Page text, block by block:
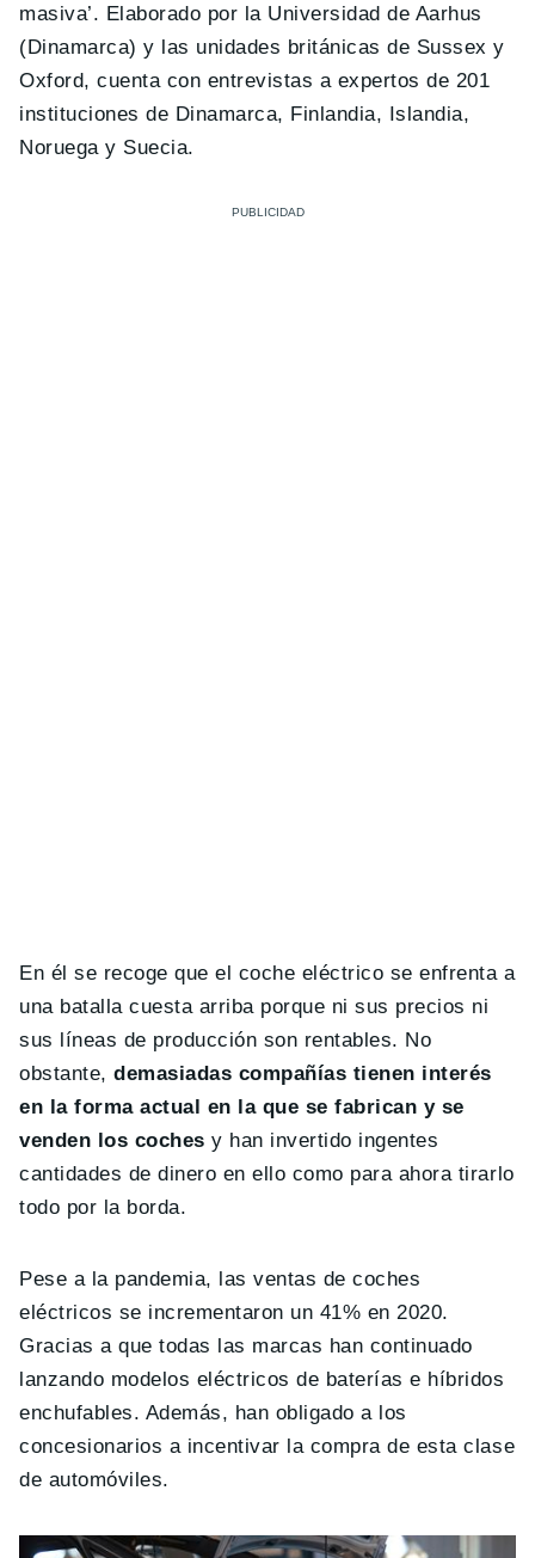
masiva’. Elaborado por la Universidad de Aarhus
(Dinamarca) y las unidades británicas de Sussex y
Oxford, cuenta con entrevistas a expertos de 201
instituciones de Dinamarca, Finlandia, Islandia,
Noruega y Suecia.
En él se recoge que el coche eléctrico se enfrenta a
una batalla cuesta arriba porque ni sus precios ni
sus líneas de producción son rentables. No
obstante,demasiadas compañías tienen interés
en la forma actual en la que se fabrican y se
venden los cochesy han invertido ingentes
cantidades de dinero en ello como para ahora tirarlo
todo por la borda.
Pese a la pandemia, las ventas de coches
eléctricos se incrementaron un 41% en 2020.
Gracias a que todas las marcas han continuado
lanzando modelos eléctricos de baterías e híbridos
enchufables. Además, han obligado a los
concesionarios a incentivar la compra de esta clase
de automóviles.